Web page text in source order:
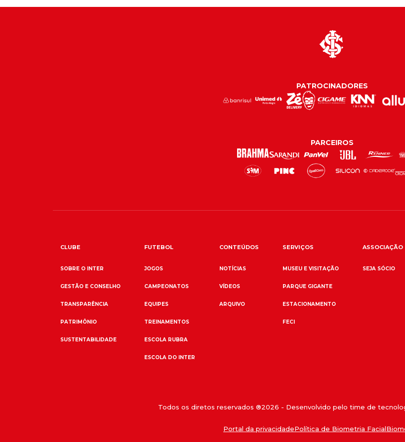
PATROCINADORES
PARCEIROS
CLUBE
SOBRE O INTER
GESTÃO E CONSELHO
TRANSPARÊNCIA
PATRIMÔNIO
SUSTENTABILIDADE
FUTEBOL
JOGOS
CAMPEONATOS
EQUIPES
TREINAMENTOS
ESCOLA RUBRA
ESCOLA DO INTER
CONTEÚDOS
NOTÍCIAS
VÍDEOS
ARQUIVO
SERVIÇOS
MUSEU E VISITAÇÃO
PARQUE GIGANTE
ESTACIONAMENTO
FECI
ASSOCIAÇÃO
SEJA SÓCIO
Todos os diretos reservados ®2026 - Desenvolvido pelo time de
Portal da privacidadePolítica de Biometria Facial